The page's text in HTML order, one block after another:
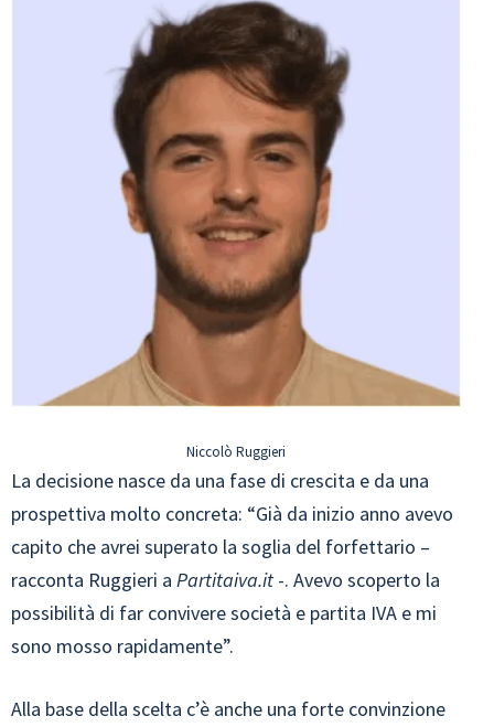
Niccolò Ruggieri
La decisione nasce da una fase di crescita e da una
prospettiva molto concreta: “Già da inizio anno avevo
capito che avrei superato la soglia del forfettario –
racconta Ruggieri a Partitaiva.it -. Avevo scoperto la
possibilità di far convivere società e partita IVA e mi
sono mosso rapidamente”.
Alla base della scelta c’è anche una forte convinzione